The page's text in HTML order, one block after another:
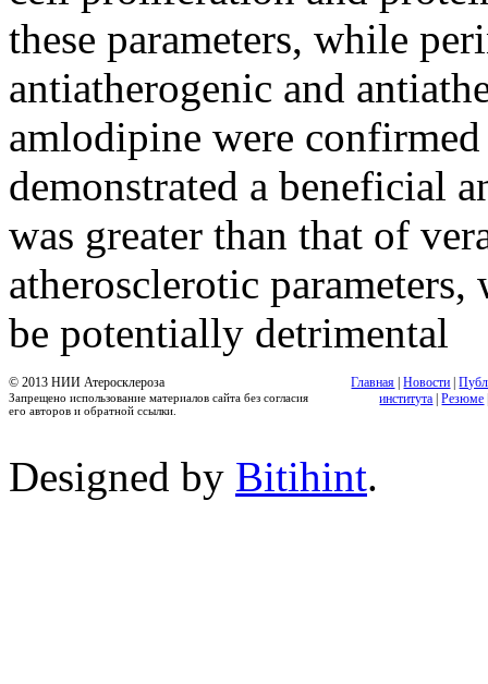
these parameters, while
antiatherogenic and
amlodipine were
demonstrated a beneficial
was greater than that of
atherosclerotic
be potentially detrimental
© 2013 НИИ Атеросклероза
Запрещено использование материалов сайта без согласия
его авторов и обратной ссылки.
Главная |Новости |
института |Резюме
Designed by Bitihint.